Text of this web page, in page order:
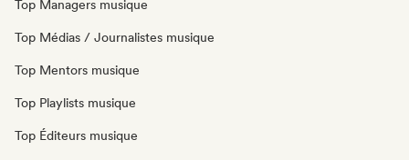
Top Managers musique
Top Médias / Journalistes musique
Top Mentors musique
Top Playlists musique
Top Éditeurs musique